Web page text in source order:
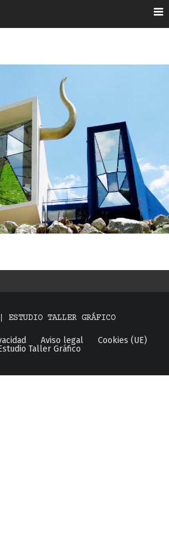
ESTUDIO TALLER GRÁFICO
Aviso legal
Cookies (UE)
Taller Gráfico